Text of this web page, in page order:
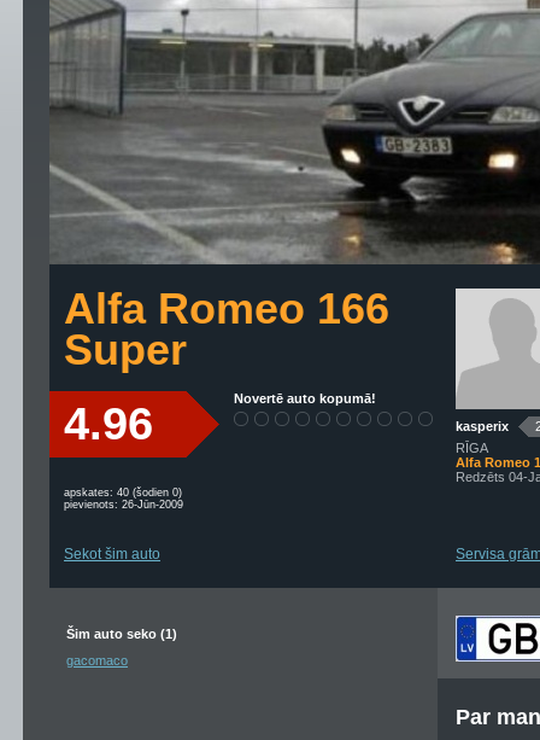
Alfa Romeo 166
Super
4.96 Novertē auto kopumā!
apskates: 40 (šodien 0)
pievienots: 26-Jūn-2009
Sekot šim auto
kasperix
RĪGA
Alfa Romeo
Redzēts 04-
Servisa
Šim auto seko (1)
gacomaco
Par